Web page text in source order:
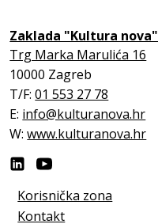
Zaklada "Kultura nova"
Trg Marka Marulića 16
10000 Zagreb
T/F:01 553 27 78
E: info@kulturanova.hr
W:www.kulturanova.hr
Korisnička zona
Kontakt